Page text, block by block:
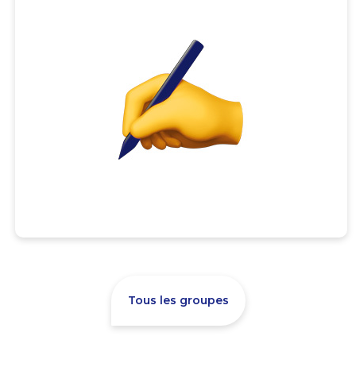
Tous les groupes